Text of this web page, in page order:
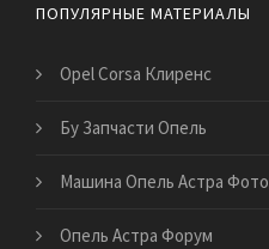
ПОПУЛЯРНЫЕ МАТЕРИАЛЫ
Opel Corsa Клиренс
Бу Запчасти Опель
Машина Опель Астра Фото
Опель Астра Форум